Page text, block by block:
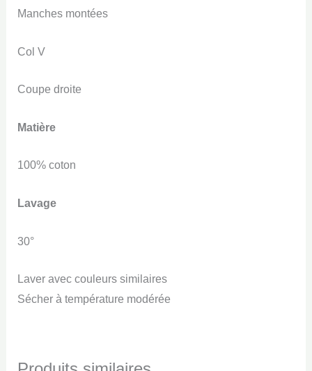
Manches montées
Col V
Coupe droite
Matière
100% coton
Lavage
30°
Laver avec couleurs similaires
Sécher à température modérée